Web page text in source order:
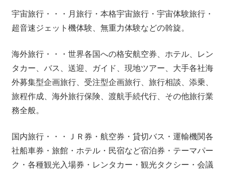
宇宙旅行・・・月旅行・本格宇宙旅行・宇宙体験旅行・
超音速ジェット機体験、無重力体験などの斡旋。
海外旅行・・・世界各国への格安航空券、ホテル、レン
タカー、バス、送迎、ガイド、現地ツアー、大手各社海
外募集型企画旅行、受注型企画旅行、旅行相談、添乗、
旅程作成、海外旅行保険、渡航手続代行、その他旅行業
務全般。
国内旅行・・・ＪＲ券・航空券・貸切バス・運輸機関各
社船車券・旅館・ホテル・民宿など宿泊券・テーマパー
ク・各種観光入場券・レンタカー・観光タクシー・会議